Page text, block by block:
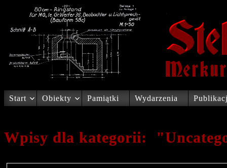
Start Obiekty Pamiątki Wydarzenia
Wpisy dla kategorii: